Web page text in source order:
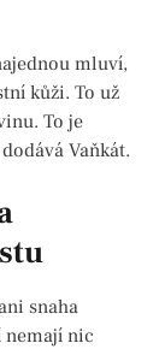
mluví,
kůži. To už
To je
Vaňkát.
snaha
nic